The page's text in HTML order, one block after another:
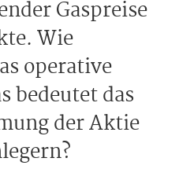
Gaspreise
Wie
operative
bedeutet das
der Aktie